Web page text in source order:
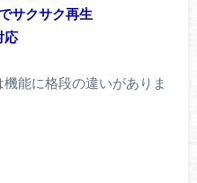
サクサク再生
応
能に格段の違いがありま